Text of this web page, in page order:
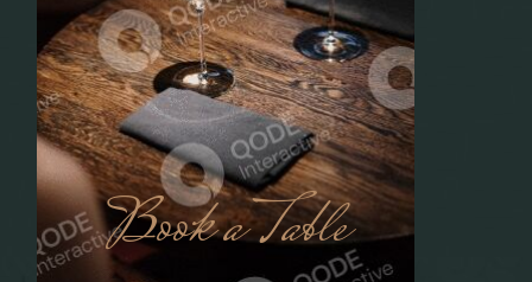
Book a Table